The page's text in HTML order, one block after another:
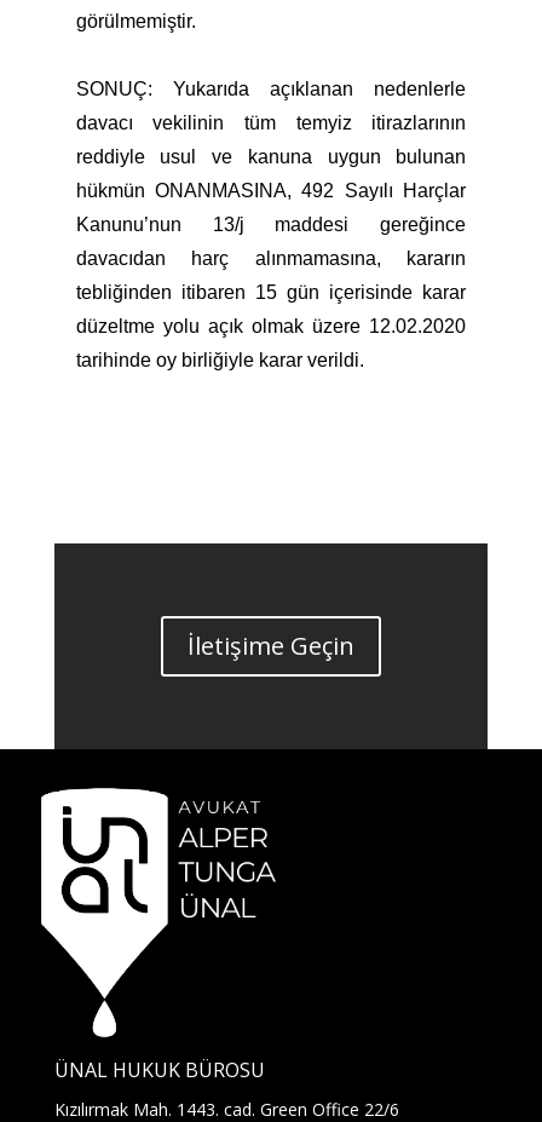
görülmemiştir.
SONUÇ: Yukarıda açıklanan nedenlerle
davacı vekilinin tüm temyiz itirazlarının
reddiyle usul ve kanuna uygun bulunan
hükmün ONANMASINA, 492 Sayılı Harçlar
Kanunu’nun 13/j maddesi gereğince
davacıdan harç alınmamasına, kararın
tebliğinden itibaren 15 gün içerisinde karar
düzeltme yolu açık olmak üzere 12.02.2020
tarihinde oy birliğiyle karar verildi.
İletişime Geçin
ÜNAL HUKUK BÜROSU
Kızılırmak Mah. 1443. cad. Green Office 22/6